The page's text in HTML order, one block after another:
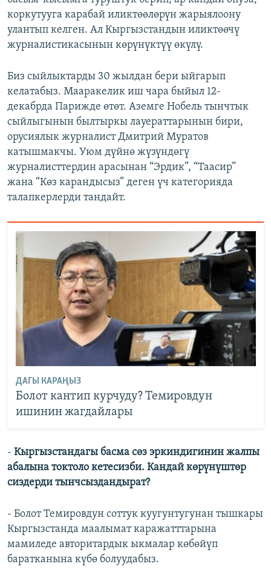
коркутууга карабай иликтөөлөрүн жарыялоону
улантып келген. Ал Кыргызстандын иликтөөчү
журналистикасынын көрүнүктүү өкүлү.
Биз сыйлыктарды 30 жылдан бери ыйгарып
келатабыз. Мааракелик иш чара быйыл 12-
декабрда Парижде өтөт. Аземге Нобель тынчтык
сыйлыгынын былтыркы лауераттарынын бири,
орусиялык журналист Дмитрий Муратов
катышмакчы. Уюм дүйнө жүзүндөгү
журналисттердин арасынан “Эрдик”, “Таасир”
жана “Көз карандысыз” деген үч категорияда
талапкерлерди тандайт.
ДАГЫ КАРАҢЫЗ
Болот кантип курчуду? Темировдун
ишинин жагдайлары
- Кыргызстандагы басма сөз эркиндигинин жалпы
абалына токтоло кетесизби. Кандай көрүнүштөр
сиздерди тынчсыздандырат?
- Болот Темировдун соттук куугунтугунан тышкары
Кыргызстанда маалымат каражатттарына
мамиледе авторитардык ыкмалар көбөйүп
баратканына күбө болуудабыз.